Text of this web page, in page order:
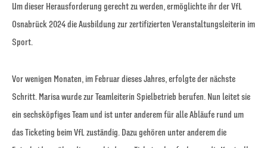
Um dieser Herausforderung gerecht zu werden, ermöglichte ihr der VfL
Osnabrück 2024 die Ausbildung zur zertifizierten Veranstaltungsleiterin im
Sport.
Vor wenigen Monaten, im Februar dieses Jahres, erfolgte der nächste
Schritt. Marisa wurde zur Teamleiterin Spielbetrieb berufen. Nun leitet sie
ein sechsköpfiges Team und ist unter anderem für alle Abläufe rund um
das Ticketing beim VfL zuständig. Dazu gehören unter anderem die